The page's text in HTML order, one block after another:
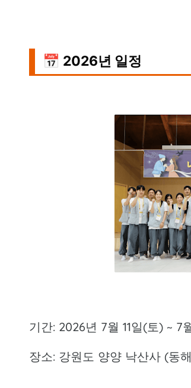
📅 2026년 일정
기간: 2026년 7월 11일(토) ~ 7
장소: 강원도 양양 낙산사 (동